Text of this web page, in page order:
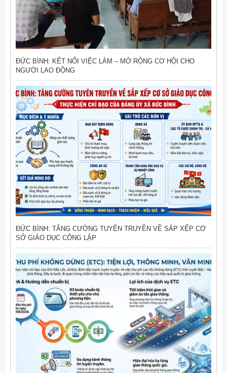
ĐỨC BÌNH: KẾT NỐI VIỆC LÀM – MỞ RỘNG CƠ HỘI CHO
NGƯỜI LAO ĐỘNG
ĐỨC BÌNH: TĂNG CƯỜNG TUYÊN TRUYỀN VỀ SẮP XẾP CƠ
SỞ GIÁO DỤC CÔNG LẬP